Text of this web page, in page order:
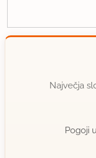
Največja
Pogoji